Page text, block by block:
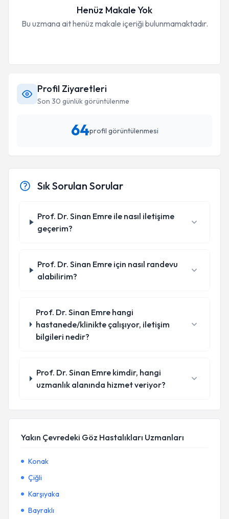
Henüz Makale Yok
Bu uzmana ait henüz makale içeriği bulunmamaktadır.
Profil Ziyaretleri
Son 30 günlük görüntülenme
64profil görüntülenmesi
Sık Sorulan Sorular
Prof. Dr. Sinan Emre ile nasıl iletişime
geçerim?
Prof. Dr. Sinan Emre için nasıl randevu
alabilirim?
Prof. Dr. Sinan Emre hangi
hastanede/klinikte çalışıyor, iletişim
bilgileri nedir?
Prof. Dr. Sinan Emre kimdir, hangi
uzmanlık alanında hizmet veriyor?
Yakın Çevredeki Göz Hastalıkları Uzmanları
Konak
Çiğli
Karşıyaka
Bayraklı